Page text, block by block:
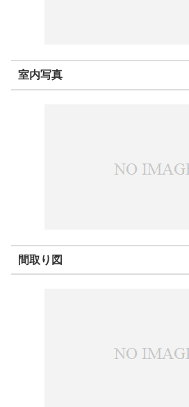
室内写真
間取り図